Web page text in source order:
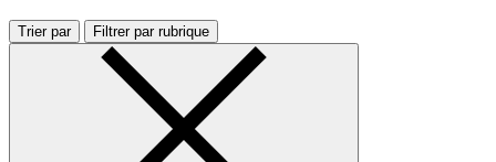
Trier par Filtrer par rubrique